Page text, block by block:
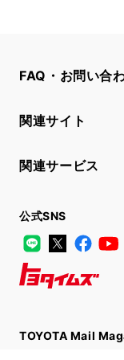
FAQ・お問い合
関連サイト
関連サービス
公式SNS
LINE
X
TOYOTA Mail